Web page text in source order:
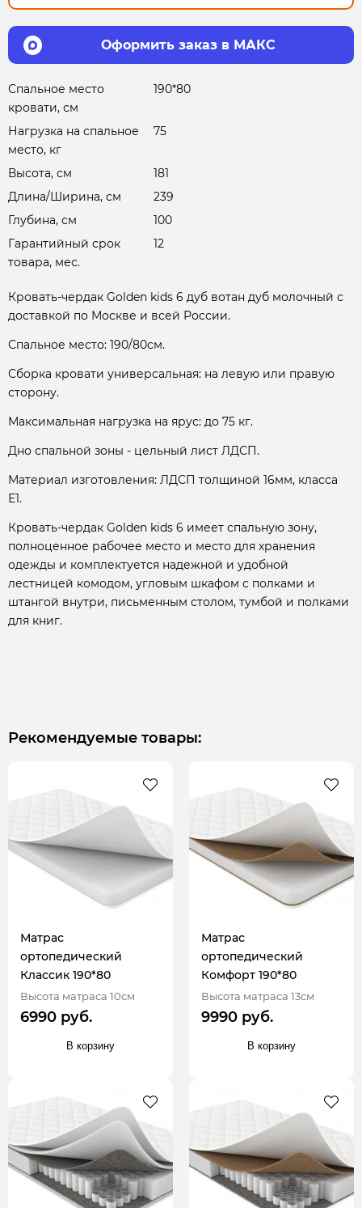
Оформить заказ в МАКС
Спальное место
кровати, см
190*80
Нагрузка на спальное
место, кг
75
Высота, см
181
Длина/Ширина, см
239
Глубина, см
100
Гарантийный срок
товара, мес.
12
Кровать-чердак Golden kids 6 дуб вотан дуб молочный с
доставкой по Москве и всей России.
Спальное место: 190/80см.
Сборка кровати универсальная: на левую или правую
сторону.
Максимальная нагрузка на ярус: до 75 кг.
Дно спальной зоны - цельный лист ЛДСП.
Материал изготовления: ЛДСП толщиной 16мм, класса
Е1.
Кровать-чердак Golden kids 6 имеет спальную зону,
полноценное рабочее место и место для хранения
одежды и комплектуется надежной и удобной
лестницей комодом, угловым шкафом с полками и
штангой внутри, письменным столом, тумбой и полками
для книг.
Рекомендуемые товары:
Матрас
ортопедический
Классик 190*80
Высота матраса 10см
6990 руб.
В корзину
Матрас
ортопедический
Комфорт 190*80
Высота матраса 13см
9990 руб.
В корзину